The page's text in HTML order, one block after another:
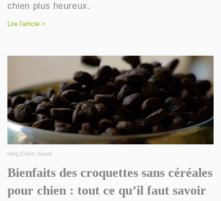
chien plus heureux.
Lire l'article >
blog ,Chien Santé
Bienfaits des croquettes sans céréales
pour chien : tout ce qu’il faut savoir